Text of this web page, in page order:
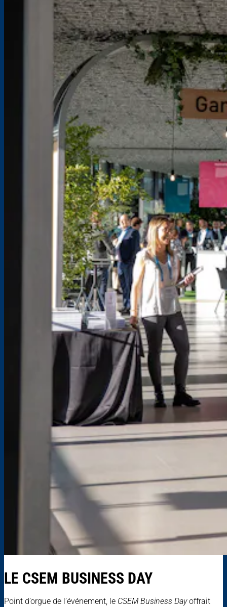
LE CSEM BUSINESS DAY
Point d’orgue de l’événement, le CSEM Business Dayoffrait